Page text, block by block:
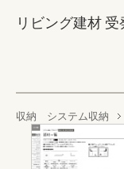
リビング建材
収納 システム収納